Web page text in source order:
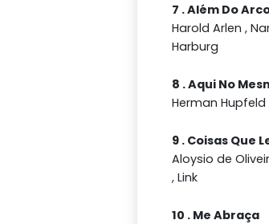
7 . Além Do
Harold Arlen ,
Harburg
8 . Aqui No
Herman
9 . Coisas Que
Aloysio de
, Link
10 . Me Abraça